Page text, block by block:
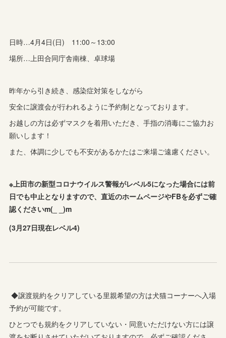
日時…4月4日(日) 11:00～13:00
場所…上田合同庁舎南棟、卓球場
昨年から引き続き、感染症対策をしながら
安全に譲渡会が行われるように予約制となっております。
お越しの方は必ずマスクを着用いただき、手指の消毒にご協力お
願いします！
また、体調に少しでも不安があるかたはご来場ご遠慮ください。
※上田市の新型コロナウイルス警報がレベル5になった場合には前
日でも中止となりますので、直近のホームページやFBを必ずご確
認くださいm(_ _)m
(3月27日現在レベル4)
◆譲渡規約をクリアしている里親希望の方は犬猫コーナーへ入場
予約が可能です。
ひとつでも規約をクリアしていない・同意いただけない方には譲